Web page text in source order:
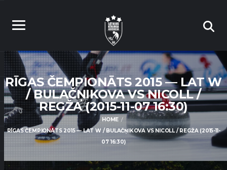
RĪGAS ČEMPIONĀTS 2015 — LAT W
/ BULAČŅIKOVA VS NICOLL /
REGŽA (2015-11-07 16:30)
HOME
RĪGAS ČEMPIONĀTS 2015 — LAT W / BULAČŅIKOVA VS NICOLL / REGŽA (2015-11-
07 16:30)